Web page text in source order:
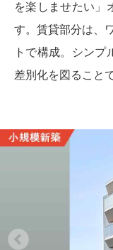
を楽しませたい」
す。賃貸部分は、
トで構成。シン
差別化を図ること